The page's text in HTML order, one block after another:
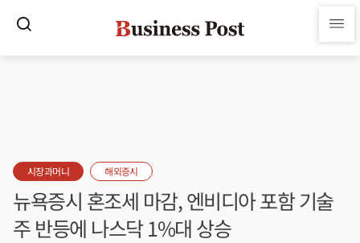
시장과머니 해외증시
뉴욕증시 혼조세 마감, 엔비디아 포함 기술
주 반등에 나스닥 1%대 상승